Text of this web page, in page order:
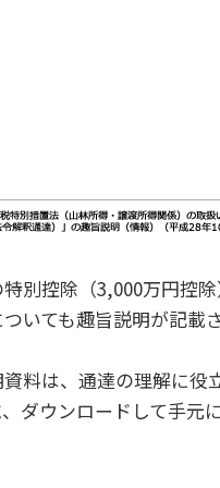
別控除（3,000万円控除
いても趣旨説明が記載さ
料は、通達の理解に役
ダウンロードして手元